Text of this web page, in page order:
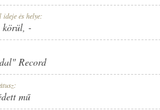
ideje és helye:
körül, -
Record
mű